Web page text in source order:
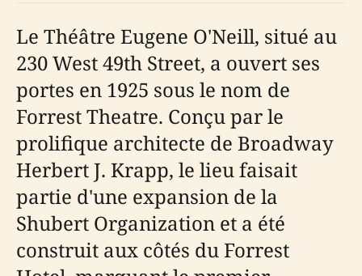
Le Théâtre Eugene O'Neill, situé au
230 West 49th Street, a ouvert ses
portes en 1925 sous le nom de
Forrest Theatre. Conçu par le
prolifique architecte de Broadway
Herbert J. Krapp, le lieu faisait
partie d'une expansion de la
Shubert Organization et a été
construit aux côtés du Forrest